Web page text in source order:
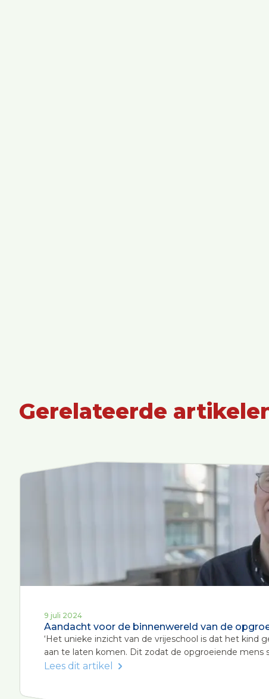
Gerelateerde
9 juli 2024
Aandacht voor de binnenwereld van de
‘Het unieke inzicht van de vrijeschool is dat het kind
aan te laten komen. Dit zodat de opgroeiende mens
Lees dit artikel